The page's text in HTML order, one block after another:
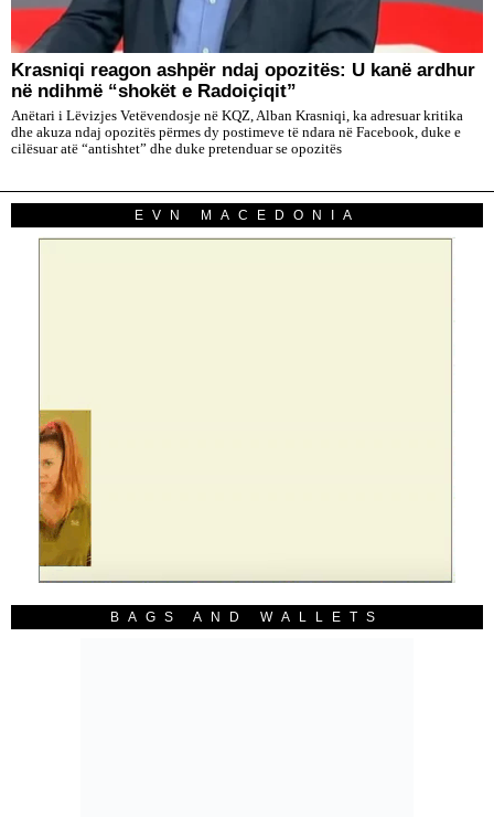
​Krasniqi reagon ashpër ndaj opozitës: U kanë ardhur
në ndihmë “shokët e Radoiçiqit”
Anëtari i Lëvizjes Vetëvendosje në KQZ, Alban Krasniqi, ka adresuar kritika
dhe akuza ndaj opozitës përmes dy postimeve të ndara në Facebook, duke e
cilësuar atë “antishtet” dhe duke pretenduar se opozitës
EVN MACEDONIA
BAGS AND WALLETS